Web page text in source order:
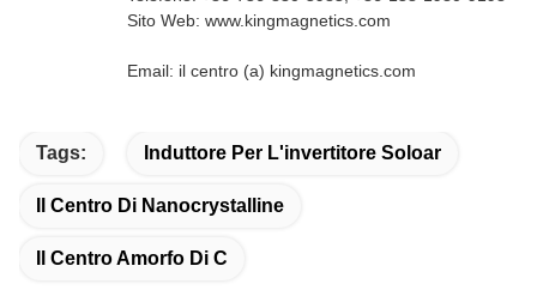
Sito Web: www.kingmagnetics.com
Email: il centro (a) kingmagnetics.com
Tags: Induttore Per L'invertitore Soloar
Il Centro Di Nanocrystalline
Il Centro Amorfo Di C